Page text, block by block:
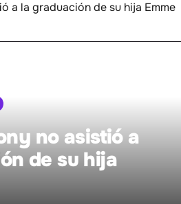
no asistió a
de su hija